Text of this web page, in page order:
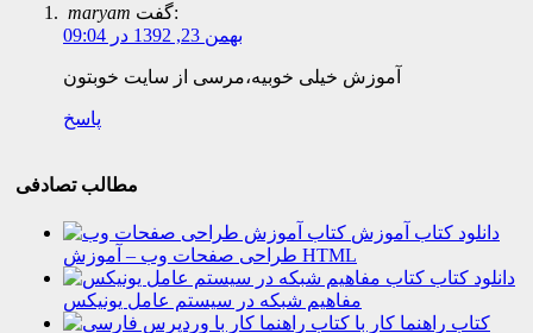
maryam
گفت:
بهمن 23, 1392 در 09:04
آموزش خیلی خوبیه،مرسی از سایت خوبتون
پاسخ
مطالب تصادفی
دانلود کتاب آموزش
طراحی صفحات وب – آموزش HTML
دانلود کتاب
مفاهیم شبکه در سیستم عامل یونیکس
کتاب راهنما کار با